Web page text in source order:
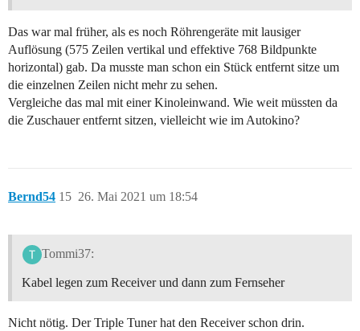
Das war mal früher, als es noch Röhrengeräte mit lausiger
Auflösung (575 Zeilen vertikal und effektive 768 Bildpunkte
horizontal) gab. Da musste man schon ein Stück entfernt sitze um
die einzelnen Zeilen nicht mehr zu sehen.
Vergleiche das mal mit einer Kinoleinwand. Wie weit müssten da
die Zuschauer entfernt sitzen, vielleicht wie im Autokino?
Bernd54 26. Mai 2021 um 18:54
15
Tommi37:
Kabel legen zum Receiver und dann zum Fernseher
Nicht nötig. Der Triple Tuner hat den Receiver schon drin.